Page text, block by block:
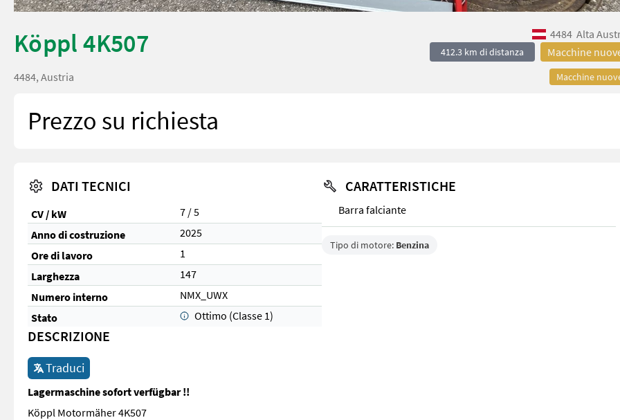
Köppl 4K507 4484 Alta
412.3 km di distanza Macchine
Macchine
4484, Austria
Prezzo su richiesta
DATI TECNICI
CV / kW
7 / 5
Anno di costruzione
2025
Ore di lavoro
1
Larghezza
147
Numero interno
NMX_UWX
Stato
Ottimo (Classe 1)
CARATTERISTICHE
Barra falciante
Tipo di motore: Benzina
DESCRIZIONE
Traduci
Lagermaschine sofort verfügbar !!
Köppl Motormäher 4K507